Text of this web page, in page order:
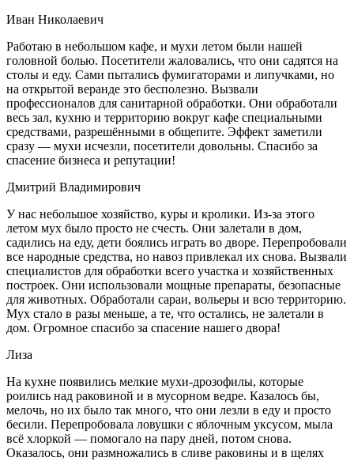
Иван Николаевич
Работаю в небольшом кафе, и мухи летом были нашей
головной болью. Посетители жаловались, что они садятся на
столы и еду. Сами пытались фумигаторами и липучками, но
на открытой веранде это бесполезно. Вызвали
профессионалов для санитарной обработки. Они обработали
весь зал, кухню и территорию вокруг кафе специальными
средствами, разрешёнными в общепите. Эффект заметили
сразу — мухи исчезли, посетители довольны. Спасибо за
спасение бизнеса и репутации!
Дмитрий Владимирович
У нас небольшое хозяйство, куры и кролики. Из-за этого
летом мух было просто не счесть. Они залетали в дом,
садились на еду, дети боялись играть во дворе. Перепробовали
все народные средства, но навоз привлекал их снова. Вызвали
специалистов для обработки всего участка и хозяйственных
построек. Они использовали мощные препараты, безопасные
для животных. Обработали сараи, вольеры и всю территорию.
Мух стало в разы меньше, а те, что остались, не залетали в
дом. Огромное спасибо за спасение нашего двора!
Лиза
На кухне появились мелкие мухи-дрозофилы, которые
роились над раковиной и в мусорном ведре. Казалось бы,
мелочь, но их было так много, что они лезли в еду и просто
бесили. Перепробовала ловушки с яблочным уксусом, мыла
всё хлоркой — помогало на пару дней, потом снова.
Оказалось, они размножались в сливе раковины и в щелях